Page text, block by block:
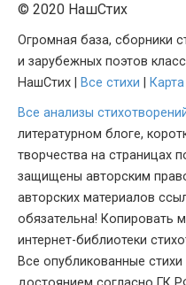
© 2020 НашСтих
Огромная база, сборники
и зарубежных поэтов
НашСтих |
Все стихи
Все анализы
литературном блоге,
творчества на страницах
защищены авторским
авторских материалов
обязательна! Копировать
интернет-библиотеки
Все опубликованные